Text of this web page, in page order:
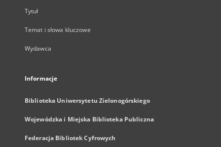
Tytuł
Temat i słowa kluczowe
Wydawca
Informacje
Biblioteka Uniwersytetu Zielonogórskiego
Wojewódzka i Miejska Biblioteka Publiczna
Federacja Bibliotek Cyfrowych